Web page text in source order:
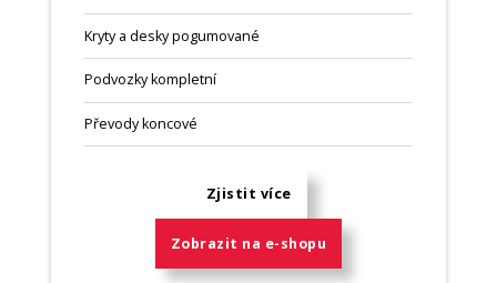
Kryty a desky pogumované
Podvozky kompletní
Převody koncové
Zjistit více
Zobrazit na e-shopu